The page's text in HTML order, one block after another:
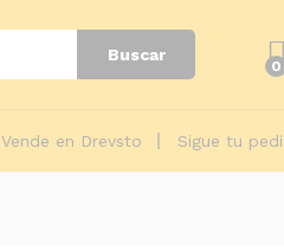
Buscar
0
Vende en Drevsto Sigue tu